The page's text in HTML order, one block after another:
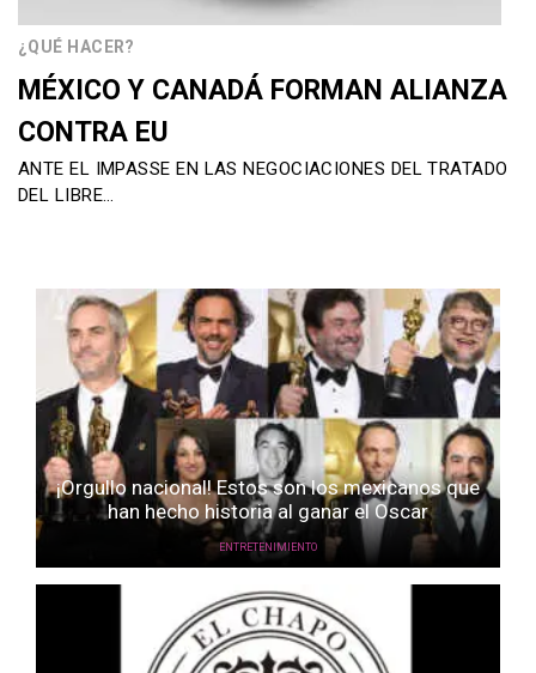
¿QUÉ HACER?
MÉXICO Y CANADÁ FORMAN ALIANZA
CONTRA EU
ANTE EL IMPASSE EN LAS NEGOCIACIONES DEL TRATADO
DEL LIBRE…
¡Orgullo nacional! Estos son los mexicanos que
han hecho historia al ganar el Oscar
ENTRETENIMIENTO